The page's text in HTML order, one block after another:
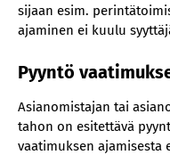
sijaan esim.
ajaminen ei kuulu
Pyyntö
Asianomistajan tai
tahon on esitettävä
vaatimuksen ajamisesta